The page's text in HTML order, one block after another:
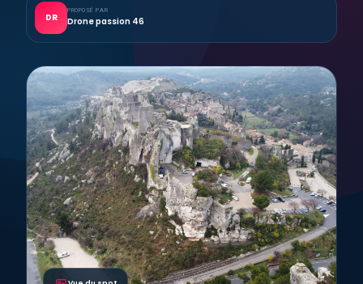
DR
PROPOSÉ PAR
Drone passion 46